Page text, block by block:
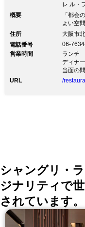
レ ル・
概要
「都会
よい空
住所
大阪市
電話番号
06-
営業時間
ランチ
ディナ
当面の
URL
/
シャングリ・
ジナリティで
されています。